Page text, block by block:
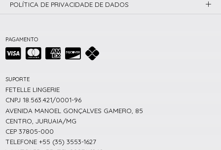
PAGAMENTO
SUPORTE
FETELLE LINGERIE
CNPJ 18.563.421/0001-96
AVENIDA MANOEL GONÇALVES GAMERO, 85
CENTRO, JURUAIA/MG
CEP 37805-000
TELEFONE +55 (35) 3553-1627
POLÍTICA DE PRIVACIDADE DE DADOS